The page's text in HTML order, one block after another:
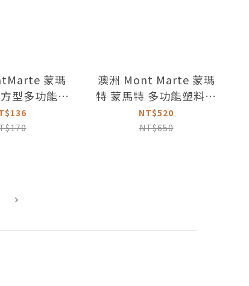
蒙瑪
型多功能筆
桶
澳洲 Mont Marte 蒙瑪
特 蒙馬特 多功能塑料工
具盒
NT$520
NT$650